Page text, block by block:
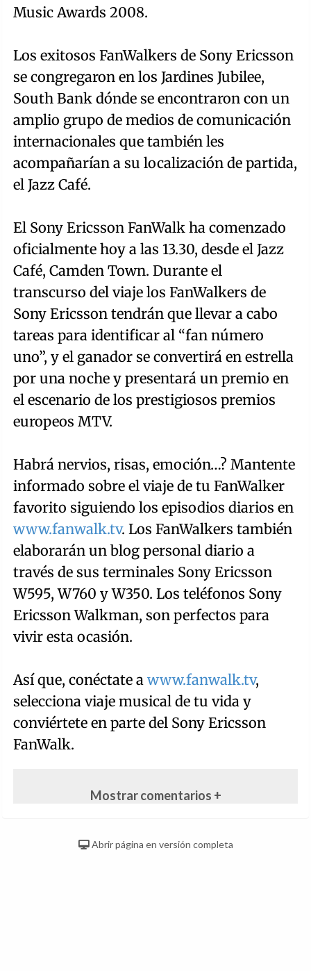
Music Awards 2008.
Los exitosos FanWalkers de Sony Ericsson
se congregaron en los Jardines Jubilee,
South Bank dónde se encontraron con un
amplio grupo de medios de comunicación
internacionales que también les
acompañarían a su localización de partida,
el Jazz Café.
El Sony Ericsson FanWalk ha comenzado
oficialmente hoy a las 13.30, desde el Jazz
Café, Camden Town. Durante el
transcurso del viaje los FanWalkers de
Sony Ericsson tendrán que llevar a cabo
tareas para identificar al “fan número
uno”, y el ganador se convertirá en estrella
por una noche y presentará un premio en
el escenario de los prestigiosos premios
europeos MTV.
Habrá nervios, risas, emoción…? Mantente
informado sobre el viaje de tu FanWalker
favorito siguiendo los episodios diarios en
www.fanwalk.tv. Los FanWalkers también
elaborarán un blog personal diario a
través de sus terminales Sony Ericsson
W595, W760 y W350. Los teléfonos Sony
Ericsson Walkman, son perfectos para
vivir esta ocasión.
Así que, conéctate a www.fanwalk.tv,
selecciona viaje musical de tu vida y
conviértete en parte del Sony Ericsson
FanWalk.
Mostrar comentarios +
Abrir página en versión completa